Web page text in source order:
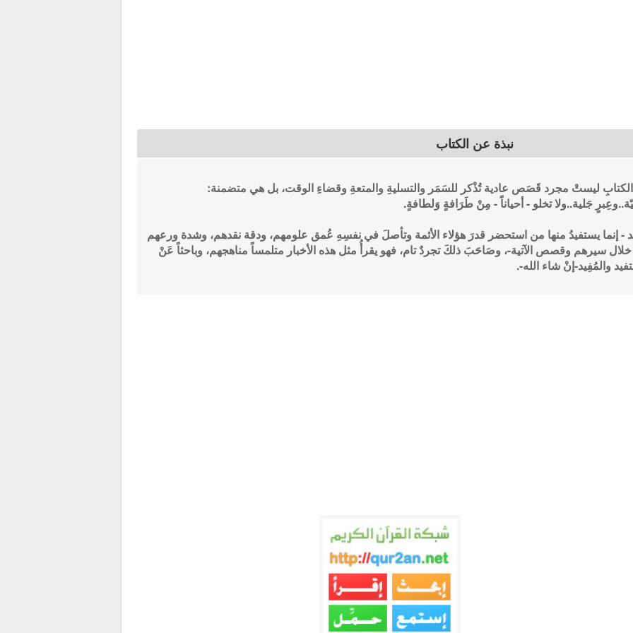
نبذة عن الكتاب
الكتابِ ليستْ مجرد قَصَص عادية تُذْكر للسَمَر والتسليةِ والمتعةِ وقضاءِ الوقت، بل هي متضمنة:
جَلية..ولا تخلو - أحياناً - مِنْ طَرَافةٍ وَلطافةٍ.
إنما يستفيدُ منها من استحضر قدرَ هؤلاء الأئمة وتأصلَ في نفسِهِ عُمق علومهم، ودقة نقدهم، وشدة ورعهم
سيرهم وقصص الآتية-، وصَاحَبَ ذلكَ تجردٌ تام، فهو يقرأُ مثل هذه الأخبار متلمساً مناهجهم، وباحثاً عَنْ
والمُفِيد-إنْ شاء الله-.